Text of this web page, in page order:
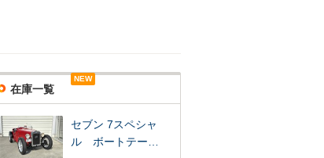
在庫一覧
NEW
セブン 7スペシャ
ル ボートテー…